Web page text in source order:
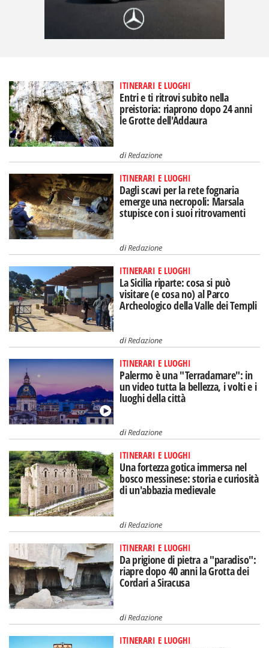
ITINERARI E LUOGHI
Entri e ti ritrovi subito nella
preistoria: riaprono dopo 24 anni
le Grotte dell'Addaura
diRedazione
ITINERARI E LUOGHI
Dagli scavi per la rete fognaria
emerge una necropoli: Marsala
stupisce con i suoi ritrovamenti
diRedazione
ITINERARI E LUOGHI
La Sicilia riparte: cosa si può
visitare (e cosa no) al Parco
Archeologico della Valle dei Templi
diRedazione
ITINERARI E LUOGHI
Palermo è una "Terradamare": in
un video tutta la bellezza, i volti e i
luoghi della città
diRedazione
ITINERARI E LUOGHI
Una fortezza gotica immersa nel
bosco messinese: storia e curiosità
di un'abbazia medievale
diRedazione
ITINERARI E LUOGHI
Da prigione di pietra a "paradiso":
riapre dopo 40 anni la Grotta dei
Cordari a Siracusa
diRedazione
ITINERARI E LUOGHI